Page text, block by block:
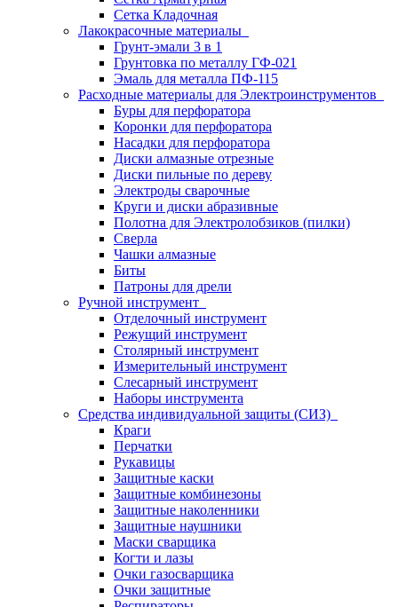
Сетка Кладочная
Лакокрасочные материалы
Грунт-эмали 3 в 1
Грунтовка по металлу ГФ-021
Эмаль для металла ПФ-115
Расходные материалы для Электроинструментов
Буры для перфоратора
Коронки для перфоратора
Насадки для перфоратора
Диски алмазные отрезные
Диски пильные по дереву
Электроды сварочные
Круги и диски абразивные
Полотна для Электролобзиков (пилки)
Сверла
Чашки алмазные
Биты
Патроны для дрели
Ручной инструмент
Отделочный инструмент
Режущий инструмент
Столярный инструмент
Измерительный инструмент
Слесарный инструмент
Наборы инструмента
Средства индивидуальной защиты (СИЗ)
Краги
Перчатки
Рукавицы
Защитные каски
Защитные комбинезоны
Защитные наколенники
Защитные наушники
Маски сварщика
Когти и лазы
Очки газосварщика
Очки защитные